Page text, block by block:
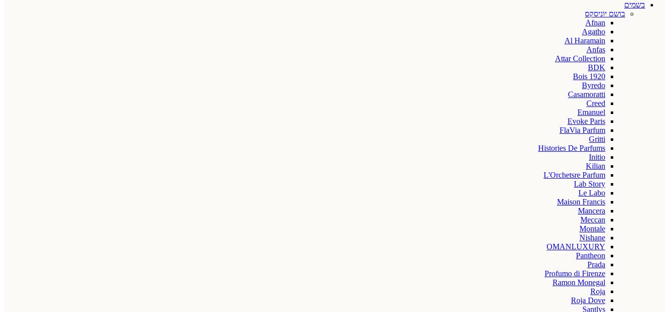
בשמים
בושם יוניסקס
Afnan
Agatho
Al Haramain
Anfas
Attar Collection
BDK
Bois 1920
Byredo
Casamoratti
Creed
Emanuel
Evoke Paris
FlaVia Parfum
Gritti
Histories De Parfums
Initio
Kilian
L'Orchetsre Parfum
Lab Story
Le Labo
Maison Francis
Mancera
Meccan
Montale
Nishane
OMANLUXURY
Pantheon
Prada
Profumo di Firenze
Ramon Monegal
Roja
Roja Dove
Santlys